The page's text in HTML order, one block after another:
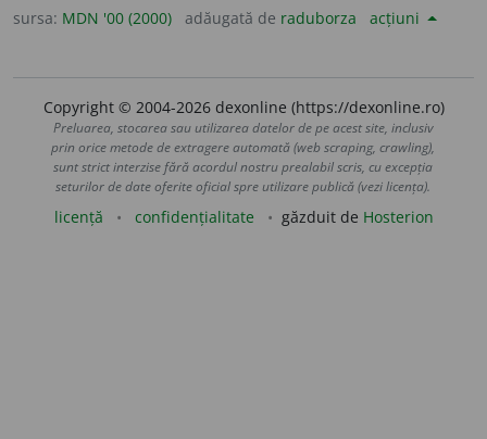
sursa: MDN '00 (2000) adăugată de raduborza acțiuni
Copyright © 2004-2026 dexonline (https://dexonline.ro)
Preluarea, stocarea sau utilizarea datelor de pe acest site, inclusiv
prin orice metode de extragere automată (web scraping, crawling),
sunt strict interzise fără acordul nostru prealabil scris, cu excepția
seturilor de date oferite oficial spre utilizare publică (vezi licența).
licență confidențialitate găzduit de Hosterion